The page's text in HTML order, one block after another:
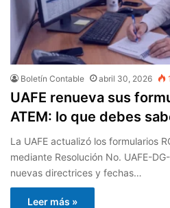
Boletín Contable abril 30, 2026
UAFE renueva sus
ATEM: lo que debes
La UAFE actualizó los formularios
mediante Resolución No. UAFE-
nuevas directrices y fechas…
Leer más »